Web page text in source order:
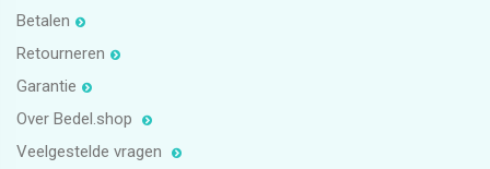
Betalen
Retourneren
Garantie
Over Bedel.shop
Veelgestelde vragen